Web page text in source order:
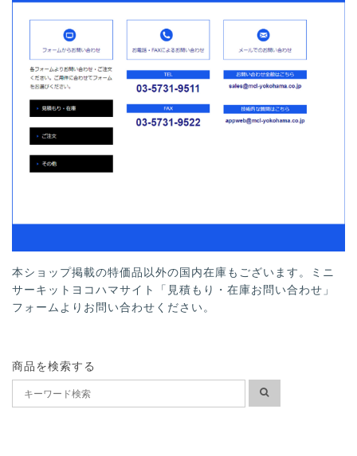
本ショップ掲載の特価品以外の国内在庫もございます。ミニ
サーキットヨコハマサイト「見積もり・在庫お問い合わせ」
フォームよりお問い合わせください。
商品を検索する